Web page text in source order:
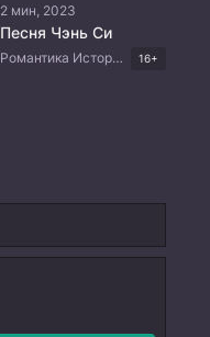
2 мин, 2023
Песня Чэнь Си
Романтика Исторический Китайские дорамы 16+